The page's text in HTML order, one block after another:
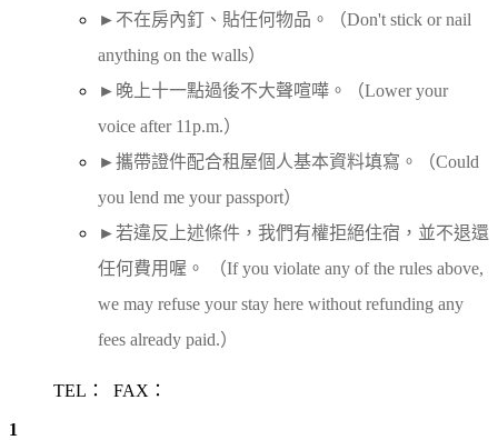
►不在房內釘、貼任何物品。（Don't stick or nail
anything on the walls）
►晚上十一點過後不大聲喧嘩。（Lower your
voice after 11p.m.）
►攜帶證件配合租屋個人基本資料填寫。（Could
you lend me your passport）
►若違反上述條件，我們有權拒絕住宿，並不退還
任何費用喔。 （If you violate any of the rules above,
we may refuse your stay here without refunding any
fees already paid.）
TEL： FAX：
1